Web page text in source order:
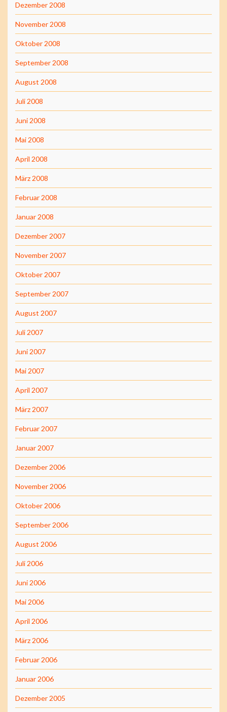
Dezember 2008
November 2008
Oktober 2008
September 2008
August 2008
Juli 2008
Juni 2008
Mai 2008
April 2008
März 2008
Februar 2008
Januar 2008
Dezember 2007
November 2007
Oktober 2007
September 2007
August 2007
Juli 2007
Juni 2007
Mai 2007
April 2007
März 2007
Februar 2007
Januar 2007
Dezember 2006
November 2006
Oktober 2006
September 2006
August 2006
Juli 2006
Juni 2006
Mai 2006
April 2006
März 2006
Februar 2006
Januar 2006
Dezember 2005